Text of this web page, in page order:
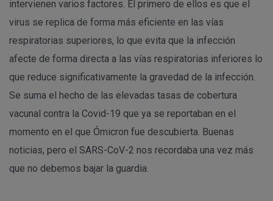
intervienen varios factores. El primero de ellos es que el
virus se replica de forma más eficiente en las vías
respiratorias superiores, lo que evita que la infección
afecte de forma directa a las vías respiratorias inferiores lo
que reduce significativamente la gravedad de la infección.
Se suma el hecho de las elevadas tasas de cobertura
vacunal contra la Covid-19 que ya se reportaban en el
momento en el que Ómicron fue descubierta. Buenas
noticias, pero el SARS-CoV-2 nos recordaba una vez más
que no debemos bajar la guardia.